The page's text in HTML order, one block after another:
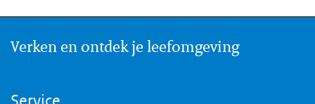
Verken en ontdek je leefomgeving